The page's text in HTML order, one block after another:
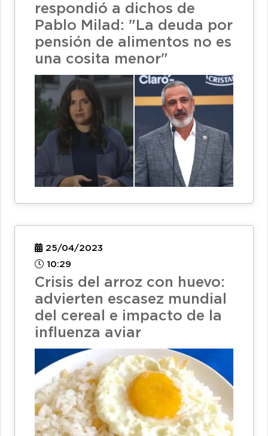
respondió a dichos de
Pablo Milad: "La deuda por
pensión de alimentos no es
una cosita menor"
25/04/2023
10:29
Crisis del arroz con huevo:
advierten escasez mundial
del cereal e impacto de la
influenza aviar